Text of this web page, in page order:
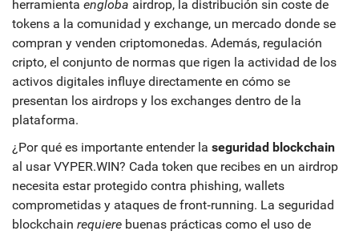
herramienta engloba airdrop, la distribución sin coste de
tokens a la comunidad y exchange, un mercado donde se
compran y venden criptomonedas. Además, regulación
cripto, el conjunto de normas que rigen la actividad de los
activos digitales influye directamente en cómo se
presentan los airdrops y los exchanges dentro de la
plataforma.
¿Por qué es importante entender la seguridad blockchain
al usar VYPER.WIN? Cada token que recibes en un airdrop
necesita estar protegido contra phishing, wallets
comprometidas y ataques de front‑running. La seguridad
blockchain requiere buenas prácticas como el uso de